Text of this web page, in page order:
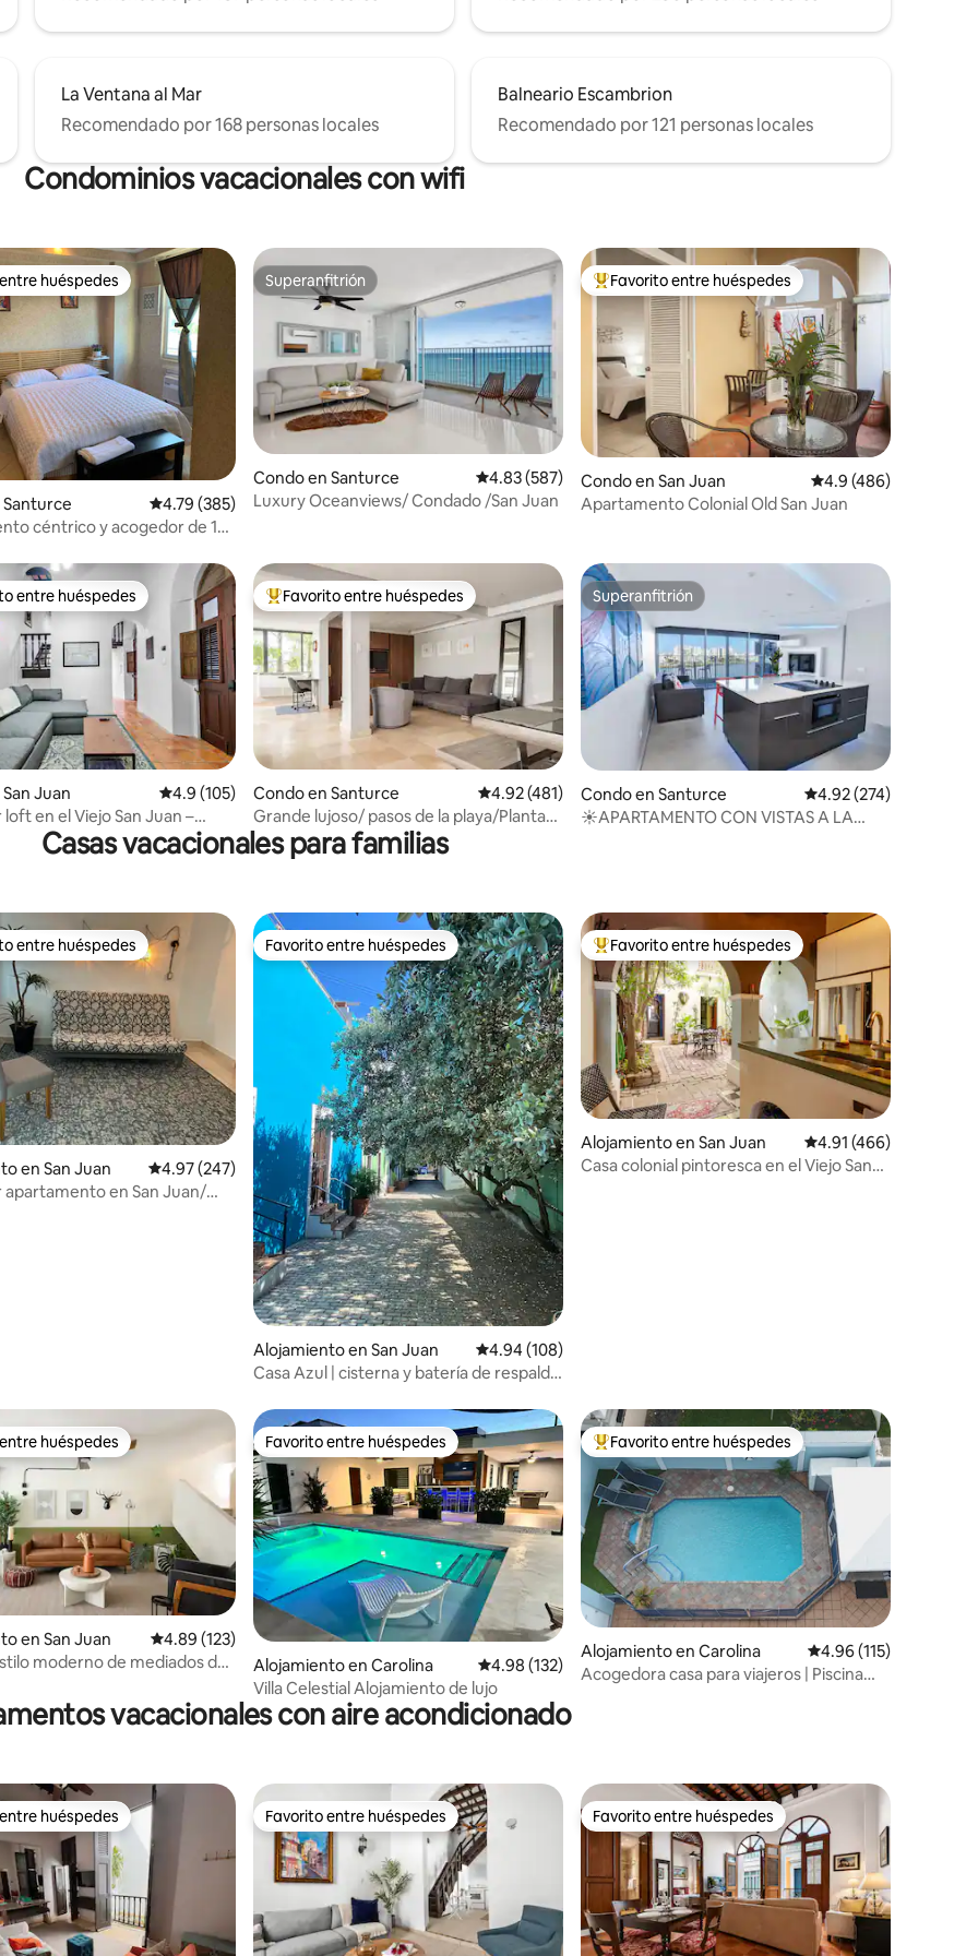
La Ventana al Mar
Recomendado por 168 personas locales
Balneario Escambrion
Recomendado por 121 personas locales
Condominios vacacionales con wifi
de 5, 134 reseñas
huéspedes
huéspedes
Calificación promedio: 4.79 de 5, 385 reseñas
4.79 (385)
céntrico y acogedor de 1
Superanfitrión
Superanfitrión
Condo en Santurce Calificación promedio: 4.83 de 5, 587 reseñas
4.83 (587)
Luxury Oceanviews/ Condado /San Juan
Favorito entre huéspedes preferido
Favorito entre huéspedes
Condo en San Juan Calificación
4.9 (486)
Apartamento Colonial Old San Juan
de 5, 150 reseñas
huéspedes preferido
entre huéspedes
Juan Calificación promedio: 4.9 de 5, 105 reseñas
4.9 (105)
en el Viejo San Juan –
privilegiada!
Favorito entre huéspedes preferido
Favorito entre huéspedes
Condo en Santurce Calificación promedio: 4.92 de 5, 481 reseñas
4.92 (481)
Grande lujoso/ pasos de la playa/Planta
electrica
Superanfitrión
Superanfitrión
Condo en Santurce Calificación promedio:
4.92 (274)
☀️APARTAMENTO CON VISTAS A LA
Casas vacacionales para familias
de 5, 339 reseñas
huéspedes preferido
entre huéspedes
en San Juan Calificación promedio: 4.97 de 5, 247 reseñas
4.97 (247)
en San Juan/
Favorito entre huéspedes
Favorito entre huéspedes
Alojamiento en San Juan Calificación promedio: 4.94 de 5, 108 reseñas
4.94 (108)
Casa Azul | cisterna y batería de respaldo
Favorito entre huéspedes preferido
Favorito entre huéspedes
Alojamiento en San Juan Calificación promedio:
4.91 (466)
Casa colonial pintoresca en el Viejo San
de 5, 121 reseñas
huéspedes
huéspedes
en San Juan Calificación promedio: 4.89 de 5, 123 reseñas
4.89 (123)
moderno de mediados del
Favorito entre huéspedes
Favorito entre huéspedes
Alojamiento en Carolina Calificación promedio: 4.98 de 5, 132 reseñas
4.98 (132)
Villa Celestial Alojamiento de lujo
Favorito entre huéspedes preferido
Favorito entre huéspedes
Alojamiento en Carolina Calificación promedio:
4.96 (115)
Acogedora casa para viajeros | Piscina
vacacionales con aire acondicionado
huéspedes
huéspedes Favorito entre huéspedes
Favorito entre huéspedes Favorito entre huéspedes
Favorito entre huéspedes